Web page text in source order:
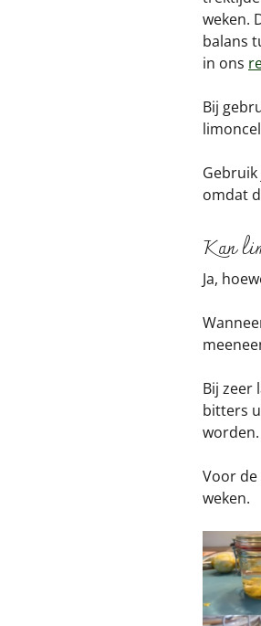
weken.
balans
in ons
Bij
omdat
Kan
Ja,
Bij zeer
bitters
worden.
Voor
weken.